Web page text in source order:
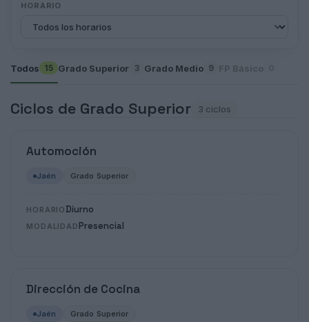
HORARIO
Todos 15 Grado Superior 3 Grado Medio 9 FP Básico
Ciclos de Grado Superior 3 ciclos
Automoción
Jaén Grado Superior
HORARIO Diurno
MODALIDAD Presencial
Dirección de Cocina
Jaén Grado Superior